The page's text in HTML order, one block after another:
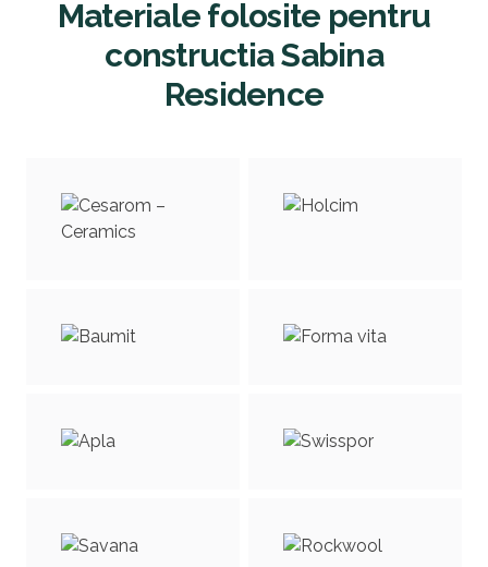
Materiale folosite pentru
constructia Sabina
Residence